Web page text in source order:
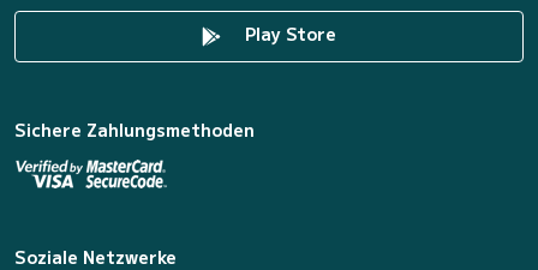
Play Store
Sichere Zahlungsmethoden
Soziale Netzwerke